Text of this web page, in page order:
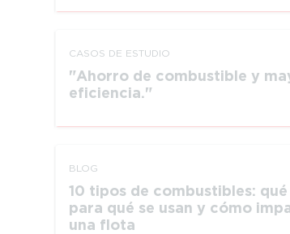
CASOS DE ESTUDIO
Ahorro de combustible y
eficiencia.
BLOG
10 tipos de combustibles: qué
para qué se usan y cómo
una flota